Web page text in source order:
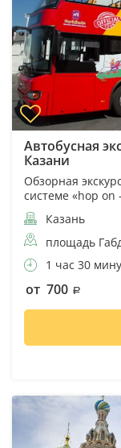
Автобусная
Казани
Обзорная
системе «hop
Казань
площадь
1 час 30
от 700